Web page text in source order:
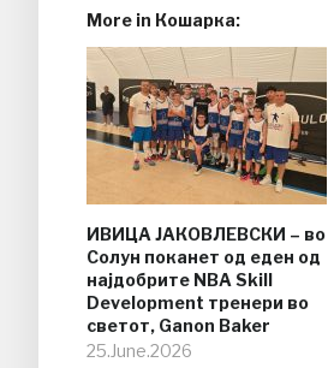
More in Кошарка:
ИВИЦА ЈАКОВЛЕВСКИ – во
Солун поканет од еден од
најдобрите NBA Skill
Development тренери во
светот, Ganon Baker
25.June.2026